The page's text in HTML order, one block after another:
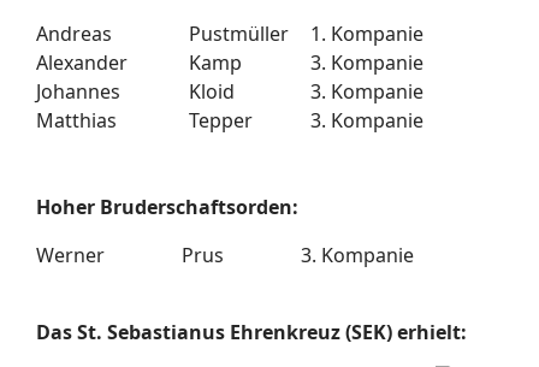
Andreas
Pustmüller
1. Kompanie
Alexander
Kamp
3. Kompanie
Johannes
Kloid
3. Kompanie
Matthias
Tepper 3. Kompanie
Hoher Bruderschaftsorden:
Werner
Prus 3. Kompanie
Das St. Sebastianus Ehrenkreuz (SEK) erhielt: